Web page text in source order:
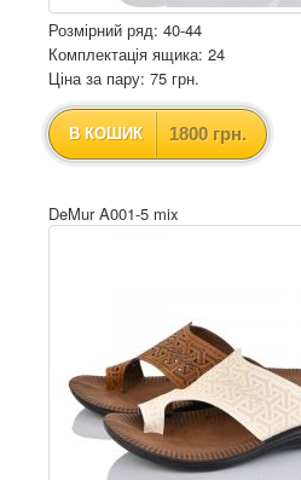
Розмірний ряд: 40-44
Комплектація ящика: 24
Ціна за пару: 75 грн.
В КОШИК 1800 грн.
DeMur A001-5 mix